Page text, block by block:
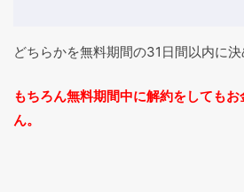
どちらかを無料期間の31日間以内に決
もちろん無料期間中に解約をしても
ん。